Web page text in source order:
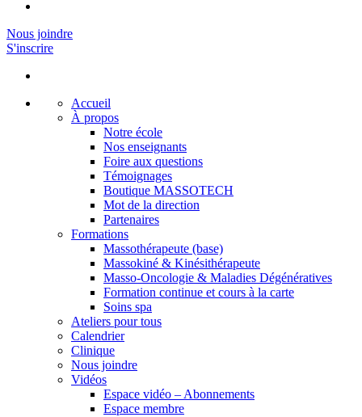
Nous joindre
S'inscrire
Accueil
À propos
Notre école
Nos enseignants
Foire aux questions
Témoignages
Boutique MASSOTECH
Mot de la direction
Partenaires
Formations
Massothérapeute (base)
Massokiné & Kinésithérapeute
Masso-Oncologie & Maladies Dégénératives
Formation continue et cours à la carte
Soins spa
Ateliers pour tous
Calendrier
Clinique
Nous joindre
Vidéos
Espace vidéo – Abonnements
Espace membre